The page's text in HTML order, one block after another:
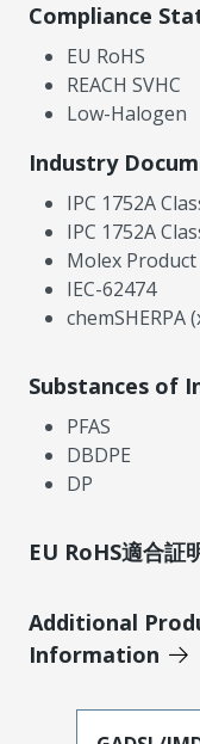
Compliance
EU RoHS
REACH SVHC
Low-Halogen
Industry
IPC 1752A
IPC 1752A
Molex
IEC-62474
chemSHERPA
Substances of
PFAS
DBDPE
DP
EU RoHS適合証
Additional
Information